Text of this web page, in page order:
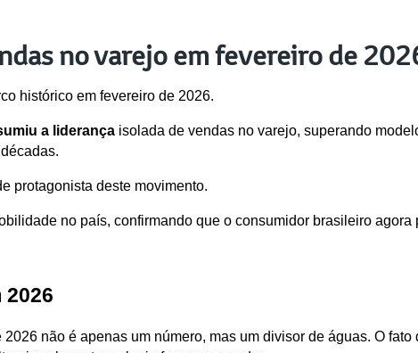
no varejo em fevereiro de
histórico em fevereiro de 2026.
a liderança isolada de vendas no varejo, superando
protagonista deste movimento.
no país, confirmando que o consumidor brasileiro
2026 não é apenas um número, mas um divisor de águas. O